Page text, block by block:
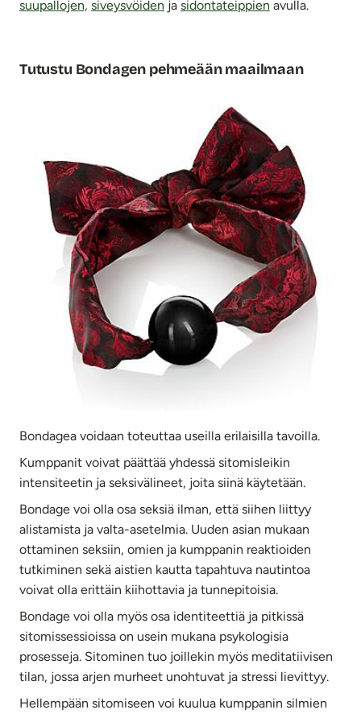
suupallojen, siveysvöiden ja sidontateippien avulla.
Tutustu Bondagen pehmeään maailmaan
Bondagea voidaan toteuttaa useilla erilaisilla tavoilla.
Kumppanit voivat päättää yhdessä sitomisleikin
intensiteetin ja seksivälineet, joita siinä käytetään.
Bondage voi olla osa seksiä ilman, että siihen liittyy
alistamista ja valta-asetelmia. Uuden asian mukaan
ottaminen seksiin, omien ja kumppanin reaktioiden
tutkiminen sekä aistien kautta tapahtuva nautintoa
voivat olla erittäin kiihottavia ja tunnepitoisia.
Bondage voi olla myös osa identiteettiä ja pitkissä
sitomissessioissa on usein mukana psykologisia
prosesseja. Sitominen tuo joillekin myös meditatiivisen
tilan, jossa arjen murheet unohtuvat ja stressi lievittyy.
Hellempään sitomiseen voi kuulua kumppanin silmien